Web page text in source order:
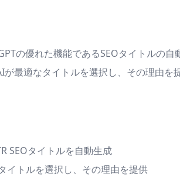
の優れた機能であるSEOタイトルの
が最適なタイトルを選択し、その理由を
SEOタイトルを自動生成
イトルを選択し、その理由を提供